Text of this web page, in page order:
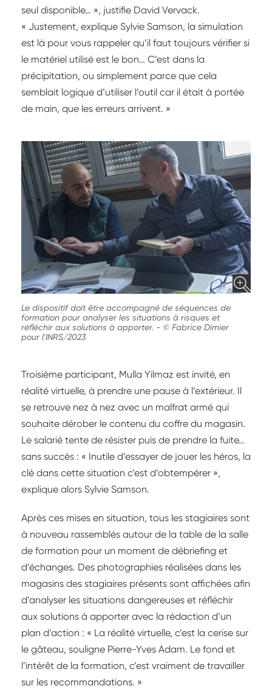
seul disponible… », justifie David Vervack.
« Justement, explique Sylvie Samson, la simulation
est là pour vous rappeler qu’il faut toujours vérifier si
le matériel utilisé est le bon… C’est dans la
précipitation, ou simplement parce que cela
semblait logique d’utiliser l’outil car il était à portée
de main, que les erreurs arrivent. »
Le dispositif doit être accompagné de séquences de
formation pour analyser les situations à risques et
réfléchir aux solutions à apporter. - © Fabrice Dimier
pour l'INRS/2023
Troisième participant, Mulla Yilmaz est invité, en
réalité virtuelle, à prendre une pause à l’extérieur. Il
se retrouve nez à nez avec un malfrat armé qui
souhaite dérober le contenu du coffre du magasin.
Le salarié tente de résister puis de prendre la fuite…
sans succès : « Inutile d’essayer de jouer les héros, la
clé dans cette situation c’est d’obtempérer »,
explique alors Sylvie Samson.
Après ces mises en situation, tous les stagiaires sont
à nouveau rassemblés autour de la table de la salle
de formation pour un moment de débriefing et
d’échanges. Des photographies réalisées dans les
magasins des stagiaires présents sont affichées afin
d’analyser les situations dangereuses et réfléchir
aux solutions à apporter avec la rédaction d’un
plan d’action : « La réalité virtuelle, c’est la cerise sur
le gâteau, souligne Pierre-Yves Adam. Le fond et
l’intérêt de la formation, c’est vraiment de travailler
sur les recommandations. »